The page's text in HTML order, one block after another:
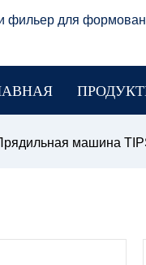
фильер для
машина